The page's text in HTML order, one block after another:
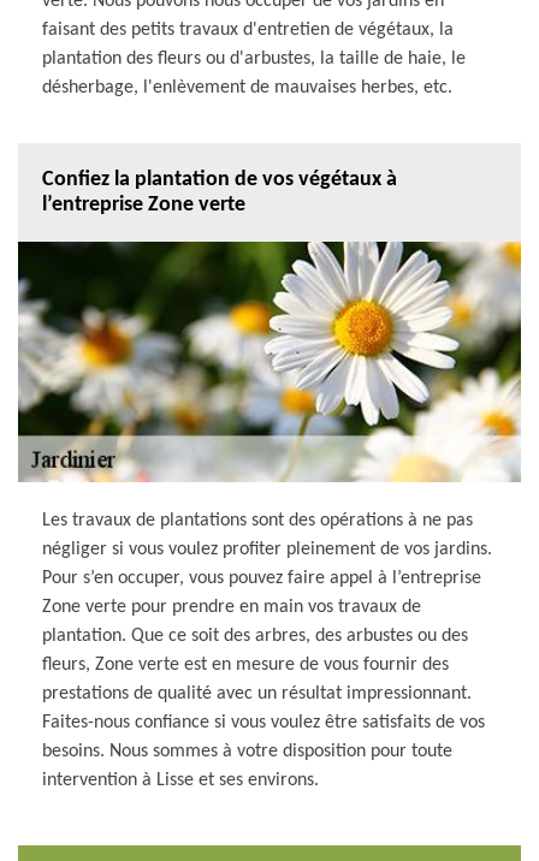
faisant des petits travaux d'entretien de végétaux, la
plantation des fleurs ou d'arbustes, la taille de haie, le
désherbage, l'enlèvement de mauvaises herbes, etc.
Confiez la plantation de vos végétaux à
l’entreprise Zone verte
Les travaux de plantations sont des opérations à ne pas
négliger si vous voulez profiter pleinement de vos jardins.
Pour s’en occuper, vous pouvez faire appel à l’entreprise
Zone verte pour prendre en main vos travaux de
plantation. Que ce soit des arbres, des arbustes ou des
fleurs, Zone verte est en mesure de vous fournir des
prestations de qualité avec un résultat impressionnant.
Faites-nous confiance si vous voulez être satisfaits de vos
besoins. Nous sommes à votre disposition pour toute
intervention à Lisse et ses environs.